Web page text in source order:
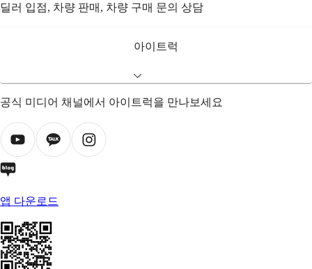
딜러 입점, 차량 판매, 차량 구매 문의 상담
아이트럭
공식 미디어 채널에서 아이트럭을 만나보세요
앱 다운로드